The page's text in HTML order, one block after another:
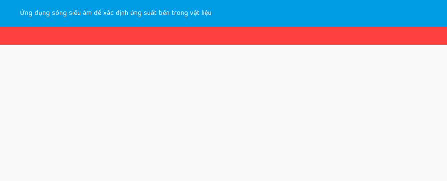
Ứng dụng sóng siêu âm để xác định ứng suất bên trong vật liệu